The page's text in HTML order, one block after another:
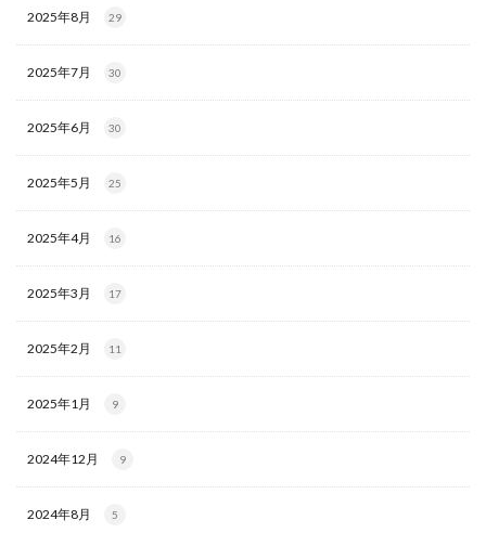
2025年8月 29
2025年7月 30
2025年6月 30
2025年5月 25
2025年4月 16
2025年3月 17
2025年2月 11
2025年1月 9
2024年12月 9
2024年8月 5